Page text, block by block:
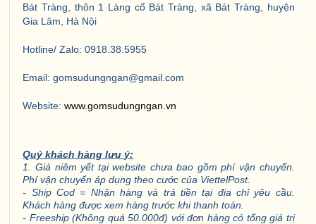
Bát Tràng, thôn 1 Làng cổ Bát Tràng, xã Bát Tràng, huyện
Gia Lâm, Hà Nội
Hotline/ Zalo: 0918.38.5955
Email: gomsudungngan@gmail.com
Website:www.gomsudungngan.vn
Quý khách hàng lưu ý:
1. Giá niêm yết tại website chưa bao gồm phí vận chuyển.
Phí vận chuyển áp dụng theo cước của ViettelPost.
- Ship Cod = Nhận hàng và trả tiền tại địa chỉ yêu cầu.
Khách hàng được xem hàng trước khi thanh toán.
- Freeship (Không quá 50.000đ) với đơn hàng có tổng giá trị